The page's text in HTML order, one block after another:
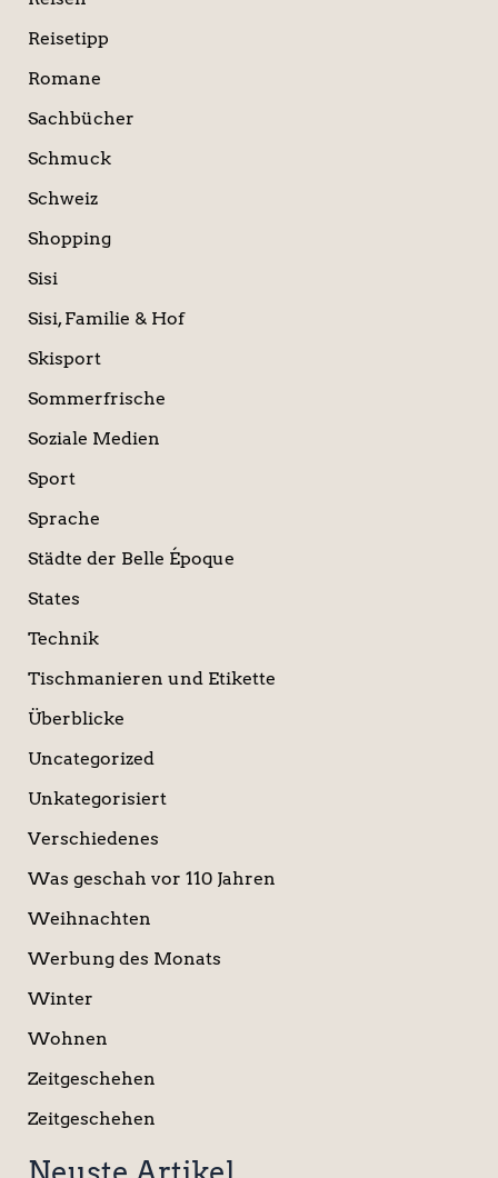
Reisetipp
Romane
Sachbücher
Schmuck
Schweiz
Shopping
Sisi
Sisi, Familie & Hof
Skisport
Sommerfrische
Soziale Medien
Sport
Sprache
Städte der Belle Époque
States
Technik
Tischmanieren und Etikette
Überblicke
Uncategorized
Unkategorisiert
Verschiedenes
Was geschah vor 110 Jahren
Weihnachten
Werbung des Monats
Winter
Wohnen
Zeitgeschehen
Zeitgeschehen